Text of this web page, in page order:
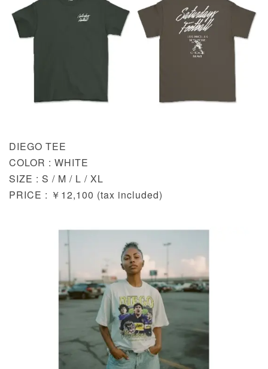
DIEGO TEE
COLOR : WHITE
SIZE : S / M / L / XL
PRICE : ￥12,100 (tax included)